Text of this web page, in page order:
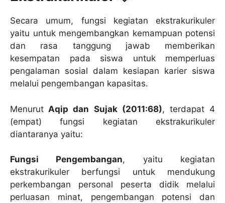
Secara umum, fungsi kegiatan ekstrakurikuler
yaitu untuk mengembangkan kemampuan potensi
dan rasa tanggung jawab memberikan
kesempatan pada siswa untuk memperluas
pengalaman sosial dalam kesiapan karier siswa
melalui pengembangan kapasitas.
Menurut Aqip dan Sujak (2011:68), terdapat 4
(empat) fungsi kegiatan ekstrakurikuler
diantaranya yaitu:
Fungsi Pengembangan, yaitu kegiatan
ekstrakurikuler berfungsi untuk mendukung
perkembangan personal peserta didik melalui
perluasan minat, pengembangan potensi dan